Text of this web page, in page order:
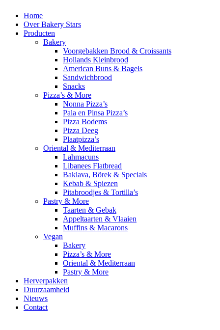
Home
Over Bakery Stars
Producten
Bakery
Voorgebakken Brood & Croissants
Hollands Kleinbrood
American Buns & Bagels
Sandwichbrood
Snacks
Pizza’s & More
Nonna Pizza’s
Pala en Pinsa Pizza’s
Pizza Bodems
Pizza Deeg
Plaatpizza’s
Oriental & Mediterraan
Lahmacuns
Libanees Flatbread
Baklava, Börek & Specials
Kebab & Spiezen
Pitabroodjes & Tortilla’s
Pastry & More
Taarten & Gebak
Appeltaarten & Vlaaien
Muffins & Macarons
Vegan
Bakery
Pizza’s & More
Oriental & Mediterraan
Pastry & More
Herverpakken
Duurzaamheid
Nieuws
Contact